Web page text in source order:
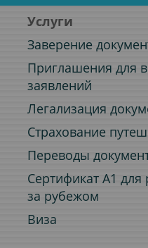
Услуги
Заверение
Приглашения для
заявлений
Легализация
Страхование
Переводы
Сертификат A1 для
за рубежом
Виза